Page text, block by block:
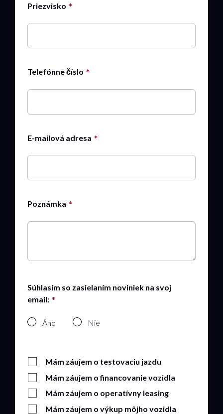
Priezvisko
Telefónne číslo
E-mailová adresa
Poznámka
Súhlasím so zasielaním noviniek na svoj
email:
Áno Nie
Mám záujem o testovaciu jazdu
Mám záujem o financovanie vozidla
Mám záujem o operatívny leasing
Mám záujem o výkup môjho vozidla